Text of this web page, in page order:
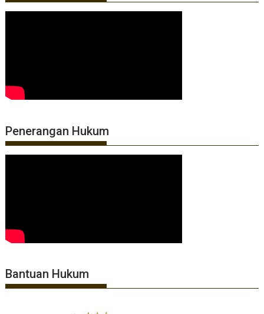
Penerangan Hukum
Bantuan Hukum